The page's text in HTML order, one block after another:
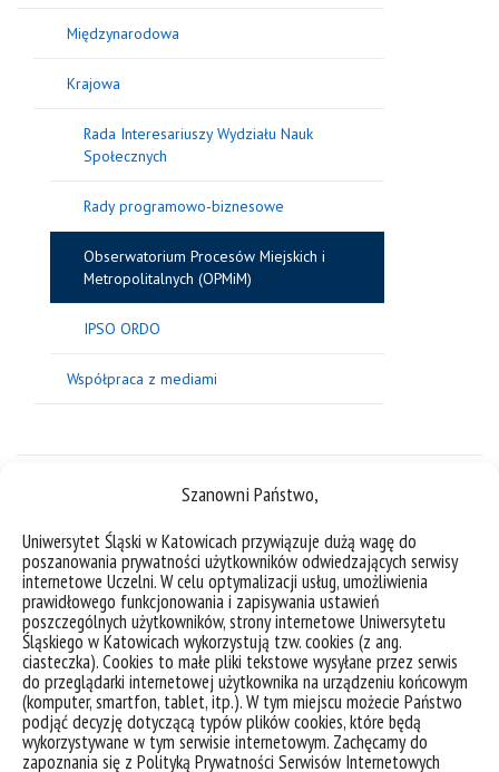
Szanowni Państwo,
Uniwersytet Śląski w Katowicach przywiązuje dużą wagę do
poszanowania prywatności użytkowników odwiedzających serwisy
internetowe Uczelni. W celu optymalizacji usług, umożliwienia
prawidłowego funkcjonowania i zapisywania ustawień
poszczególnych użytkowników, strony internetowe Uniwersytetu
Śląskiego w Katowicach wykorzystują tzw. cookies (z ang.
ciasteczka). Cookies to małe pliki tekstowe wysyłane przez serwis
do przeglądarki internetowej użytkownika na urządzeniu końcowym
(komputer, smartfon, tablet, itp.). W tym miejscu możecie Państwo
podjąć decyzję dotyczącą typów plików cookies, które będą
wykorzystywane w tym serwisie internetowym. Zachęcamy do
zapoznania się z Polityką Prywatności Serwisów Internetowych
Międzynarodowa
Krajowa
Rada Interesariuszy Wydziału Nauk
Społecznych
Rady programowo-biznesowe
Obserwatorium Procesów Miejskich i
Metropolitalnych (OPMiM)
IPSO ORDO
Współpraca z mediami
deklaracja dostępności
mapa strony